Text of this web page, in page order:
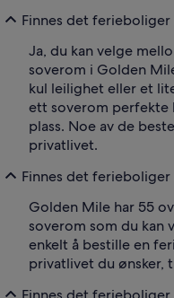
Finnes det
Ja, du kan velge
soverom i Golden
kul leilighet eller et
ett soverom perfekte
plass. Noe av de
privatlivet.
Finnes det
Golden Mile har 55
soverom som du kan
enkelt å bestille en
privatlivet du ønsker,